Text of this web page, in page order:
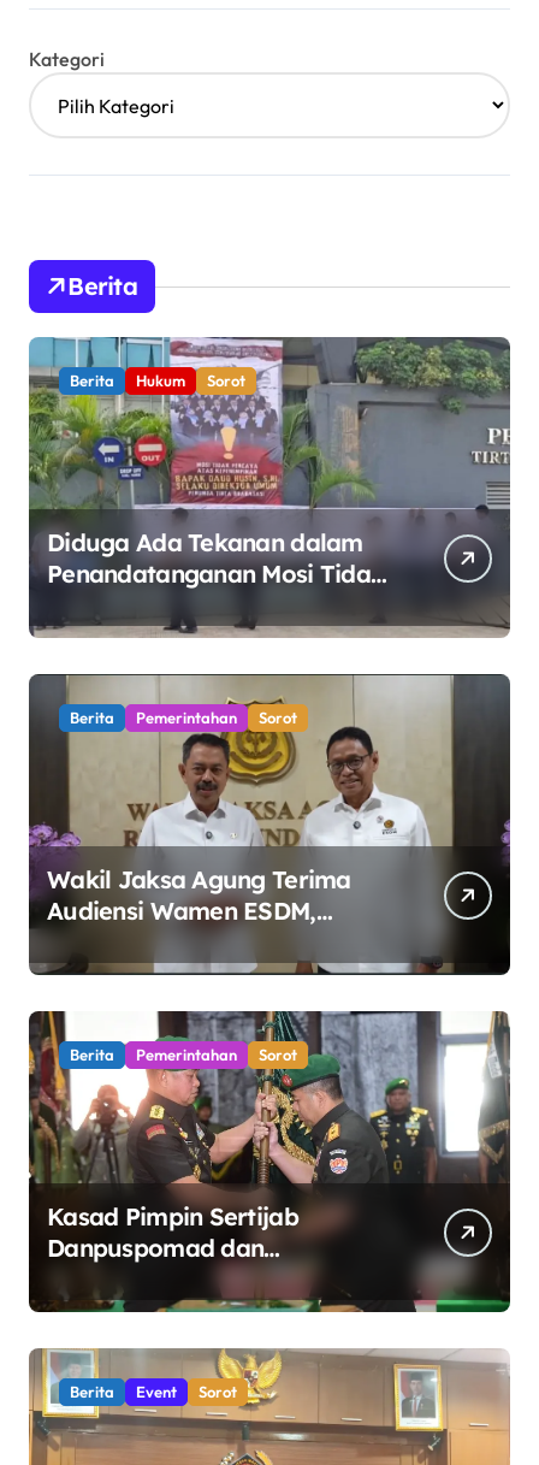
Kategori
Berita
Berita Hukum Sorot
Diduga Ada Tekanan dalam
Penandatanganan Mosi Tidak
Polemik Perumda Tirta
Bhagasasi Diusut Objektif
Berita Pemerintahan Sorot
Wakil Jaksa Agung Terima
Audiensi Wamen ESDM,
Perkuat Sinergi Kawal Tata
Kelola Sektor Energi
Berita Pemerintahan Sorot
Kasad Pimpin Sertijab
Danpuspomad dan
Penguatan Organisasi TNI AD
yang Adaptif dan Profesional
Berita Event Sorot